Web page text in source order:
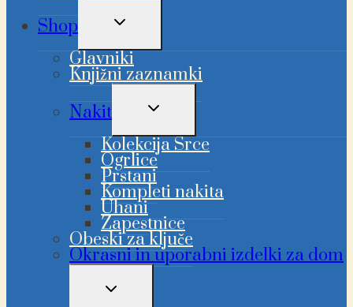
Shop
PREKLAPLJANJE
MENIJA
Glavniki
Knjižni zaznamki
Nakit
PREKLAPLJANJE
MENIJA
Kolekcija Srce
Ogrlice
Prstani
Kompleti nakita
Uhani
Zapestnice
Obeski za ključe
Okrasni in uporabni izdelki za dom
PREKLAPLJANJE